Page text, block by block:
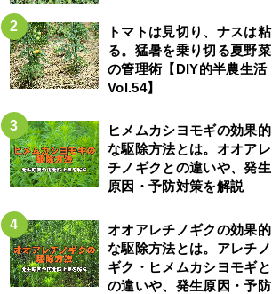
トマトは見切り、ナスは粘
る。猛暑を乗り切る夏野菜
の管理術【DIY的半農生活
Vol.54】
ヒメムカシヨモギの効果的
な駆除方法とは。オオアレ
チノギクとの違いや、発生
原因・予防対策を解説
オオアレチノギクの効果的
な駆除方法とは。アレチノ
ギク・ヒメムカシヨモギと
の違いや、発生原因・予防